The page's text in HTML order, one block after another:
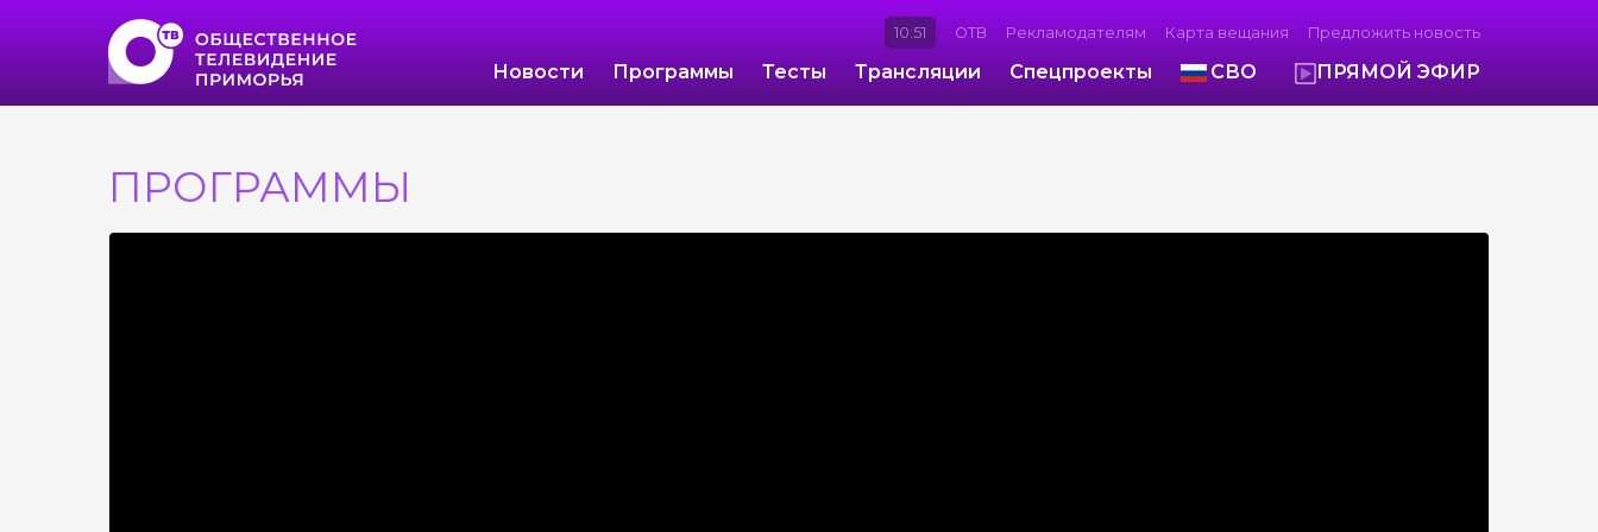
10:51 ОТВ Рекламодателям Карта вещания Предложить новость
Новости Программы Тесты Трансляции Спецпроекты СВО ПРЯМОЙ ЭФИР
ПРОГРАММЫ